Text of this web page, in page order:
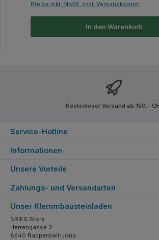
Preise inkl. MwSt. zzgl. Versandkosten
In den Warenkorb
Kostenloser Versand ab 150.-
Service-Hotline
Informationen
Unsere Vorteile
Zahlungs- und Versandarten
Unser Klemmbausteinladen
BRIFS Store
Herrengasse 3
8640 Rapperswil-Jona